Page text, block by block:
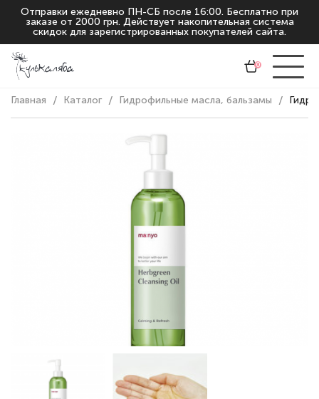
Отправки ежедневно ПН-СБ после 16:00. Бесплатно при
заказе от 2000 грн. Действует накопительная система
скидок для зарегистрированных покупателей сайта.
0
Главная Каталог Гидрофильные масла, бальзамы